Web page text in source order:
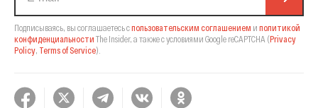
Подписываясь, вы соглашаетесь спользовательским соглашением и политикой
конфиденциальности The Insider, а также с условиями Google reCAPTCHA (Privacy
Policy, Terms of Service).